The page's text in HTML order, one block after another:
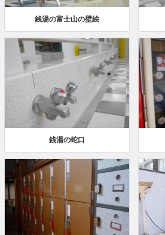
銭湯の富士山の壁絵
銭湯の蛇口